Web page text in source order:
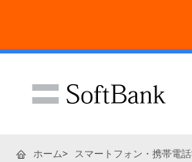
ホーム スマートフォン・携帯電話